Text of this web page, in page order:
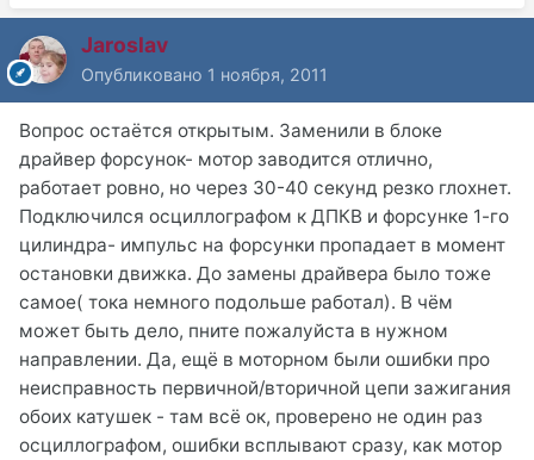
Jaroslav
Опубликовано 1 ноября, 2011
Вопрос остаётся открытым. Заменили в блоке
драйвер форсунок- мотор заводится отлично,
работает ровно, но через 30-40 секунд резко глохнет.
Подключился осциллографом к ДПКВ и форсунке 1-го
цилиндра- импульс на форсунки пропадает в момент
остановки движка. До замены драйвера было тоже
самое( тока немного подольше работал). В чём
может быть дело, пните пожалуйста в нужном
направлении. Да, ещё в моторном были ошибки про
неисправность первичной/вторичной цепи зажигания
обоих катушек - там всё ок, проверено не один раз
осциллографом, ошибки всплывают сразу, как мотор